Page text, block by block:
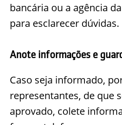
bancária ou a agência
para esclarecer dúvidas.
Anote informações e
Caso seja informado,
representantes, de que
aprovado, colete